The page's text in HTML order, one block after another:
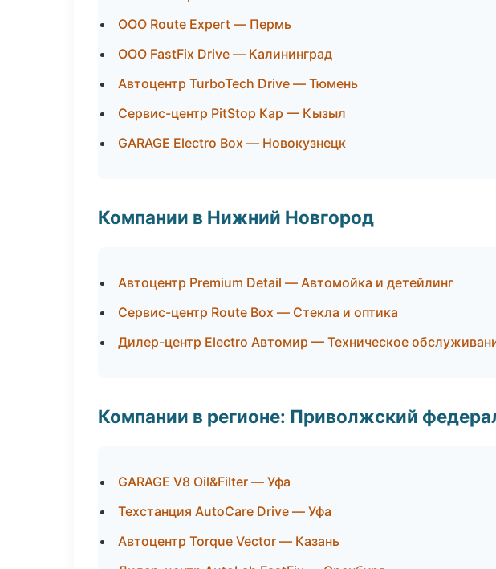
ООО Route Expert — Пермь
ООО FastFix Drive — Калининград
Автоцентр TurboTech Drive — Тюмень
Сервис-центр PitStop Кар — Кызыл
GARAGE Electro Box — Новокузнецк
Компании в Нижний Новгород
Автоцентр Premium Detail — Автомойка и детейлинг
Сервис-центр Route Box — Стекла и оптика
Дилер-центр Electro Автомир — Техническое
Компании в регионе: Приволжский
GARAGE V8 Oil&Filter — Уфа
Техстанция AutoCare Drive — Уфа
Автоцентр Torque Vector — Казань